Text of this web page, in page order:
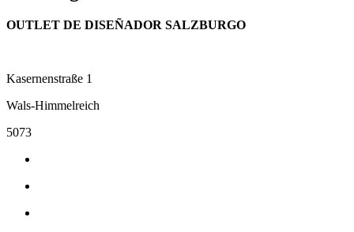
OUTLET DE DISEÑADOR SALZBURGO
Kasernenstraße 1
Wals-Himmelreich
5073